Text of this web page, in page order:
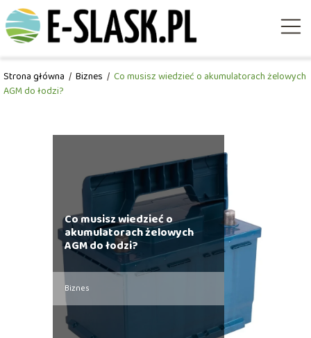
Strona główna / Biznes / Co musisz wiedzieć o akumulatorach żelowych
AGM do łodzi?
Co musisz wiedzieć o
akumulatorach żelowych
AGM do łodzi?
Biznes